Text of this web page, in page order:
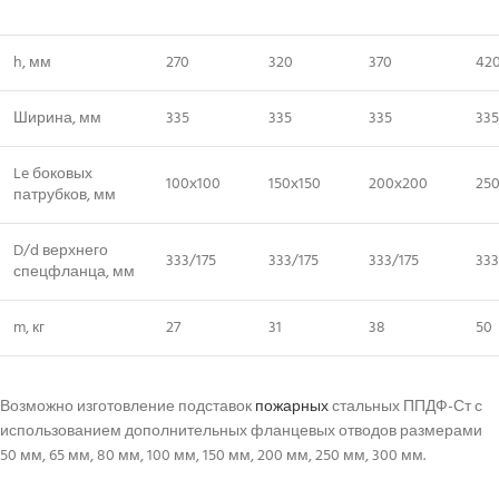
h, мм 270 320 370
Ширина, мм 335 335 335 335
Le боковых
патрубков, мм
100х100 150х150 200х200
D/d верхнего
спецфланца, мм
333/175 333/175 333/175
m, кг 27 31 38 50
Возможно изготовление подставокпожарныхстальных ППДФ-Ст с
использованием дополнительных фланцевых отводов размерами
50 мм, 65 мм, 80 мм, 100 мм, 150 мм, 200 мм, 250 мм, 300 мм.